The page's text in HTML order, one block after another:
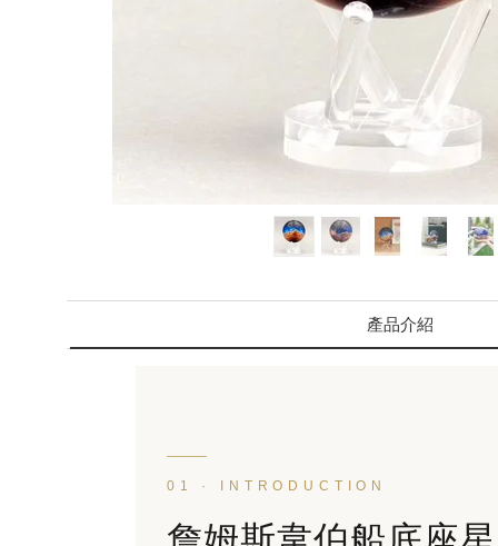
產品介紹
01 · INTRODUCTION